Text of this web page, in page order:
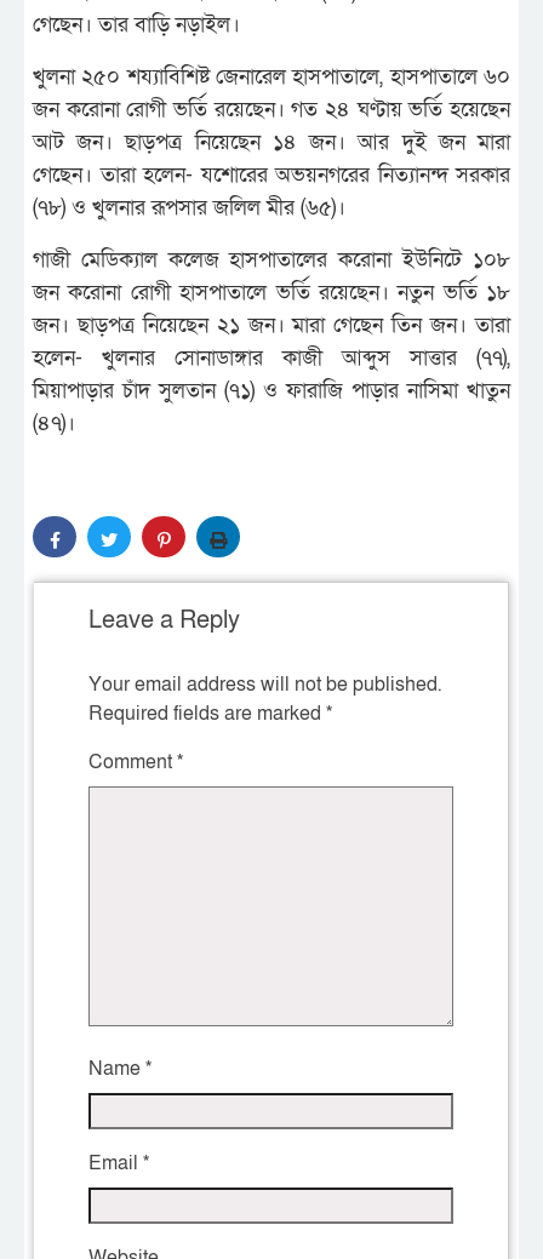
গেছেন। তার বাড়ি নড়াইল।
খুলনা ২৫০ শয্যাবিশিষ্ট জেনারেল হাসপাতালে, হাসপাতালে ৬০
জন করোনা রোগী ভর্তি রয়েছেন। গত ২৪ ঘণ্টায় ভর্তি হয়েছেন
আট জন। ছাড়পত্র নিয়েছেন ১৪ জন। আর দুই জন মারা
গেছেন। তারা হলেন- যশোরের অভয়নগরের নিত্যানন্দ সরকার
(৭৮) ও খুলনার রূপসার জলিল মীর (৬৫)।
গাজী মেডিক্যাল কলেজ হাসপাতালের করোনা ইউনিটে ১০৮
জন করোনা রোগী হাসপাতালে ভর্তি রয়েছেন। নতুন ভর্তি ১৮
জন। ছাড়পত্র নিয়েছেন ২১ জন। মারা গেছেন তিন জন। তারা
হলেন- খুলনার সোনাডাঙ্গার কাজী আব্দুস সাত্তার (৭৭),
মিয়াপাড়ার চাঁদ সুলতান (৭১) ও ফারাজি পাড়ার নাসিমা খাতুন
(৪৭)।
Leave a Reply
Your email address will not be published.
Required fields are marked *
Comment*
Name*
Email *